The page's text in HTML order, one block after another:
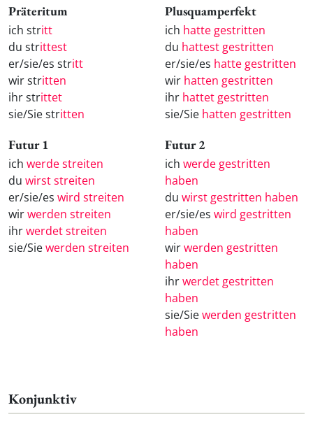
Präteritum
ich stritt
du strittest
er/sie/es stritt
wir stritten
ihr strittet
sie/Sie stritten
Plusquamperfekt
ich hatte gestritten
du hattest gestritten
er/sie/es hatte gestritten
wir hatten gestritten
ihr hattet gestritten
sie/Sie hatten gestritten
Futur 1
ich werde streiten
du wirst streiten
er/sie/es wird streiten
wirwerden streiten
ihrwerdet streiten
sie/Siewerden streiten
Futur 2
ich werde gestritten
haben
du wirst gestritten haben
er/sie/es wird gestritten
haben
wirwerden gestritten
haben
ihrwerdet gestritten
haben
sie/Siewerden gestritten
haben
Konjunktiv